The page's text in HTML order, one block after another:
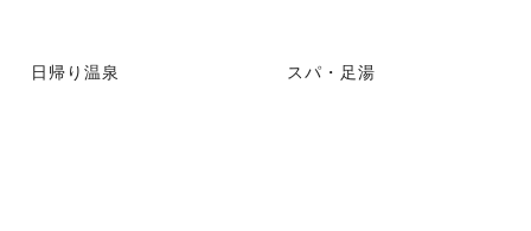
日帰り温泉 スパ・足湯